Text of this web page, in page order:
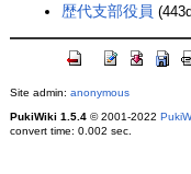
歴代支部役員
Site admin: anonymous
PukiWiki 1.5.4© 2001-2022
convert time: 0.002 sec.